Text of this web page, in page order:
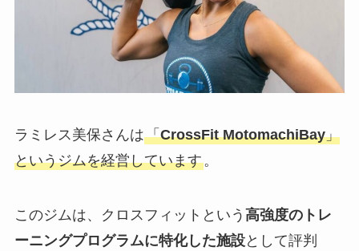
ラミレス美保さんは「CrossFit MotomachiBay」
というジムを経営しています。
このジムは、クロスフィットという 高強度のトレ
ーニングプログラムに特化した施設として評判